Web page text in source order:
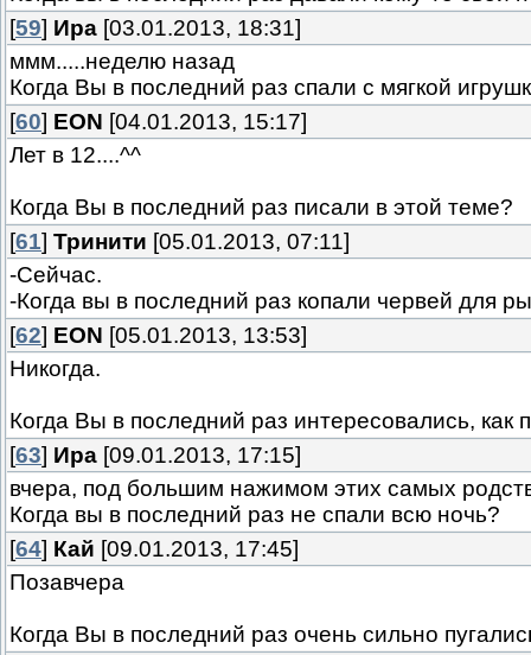
[59] Ира [03.01.2013, 18:31]
ммм.....неделю назад
Когда Вы в последний раз спали с мягкой
[60] EON [04.01.2013, 15:17]
Лет в 12....^^
Когда Вы в последний раз писали в этой теме?
[61] Тринити [05.01.2013, 07:11]
-Сейчас.
-Когда вы в последний раз копали червей для
[62] EON [05.01.2013, 13:53]
Никогда.
Когда Вы в последний раз интересовались,
[63] Ира [09.01.2013, 17:15]
вчера, под большим нажимом этих самых
Когда вы в последний раз не спали всю ночь?
[64] Кай [09.01.2013, 17:45]
Позавчера
Когда Вы в последний раз очень сильно